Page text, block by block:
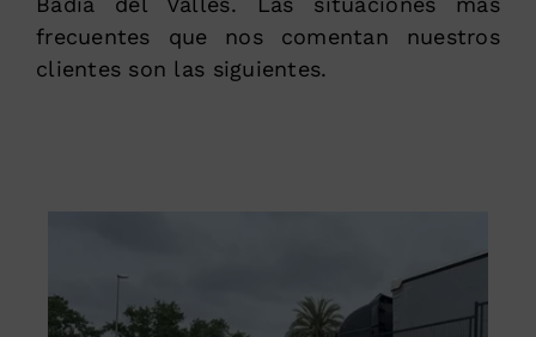
frecuentes que nos comentan nuestros
clientes son las siguientes.